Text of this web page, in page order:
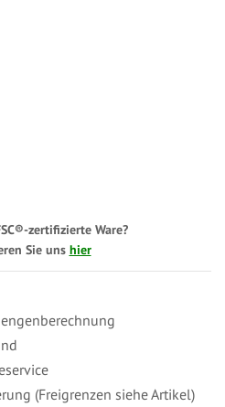
zertifizierte Ware?
Sie uns hier
(Freigrenzen siehe Artikel)